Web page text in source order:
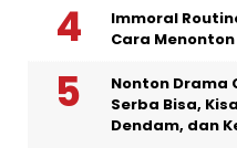
Immoral
Cara Menonton
Nonton Drama
Serba Bisa,
Dendam, dan